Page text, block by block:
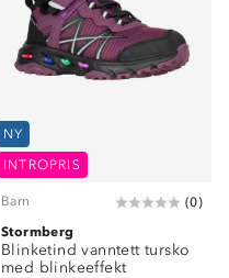
NY
INTROPRIS
Barn (0)
Stormberg
Blinketind vanntett tursko
med blinkeeffekt